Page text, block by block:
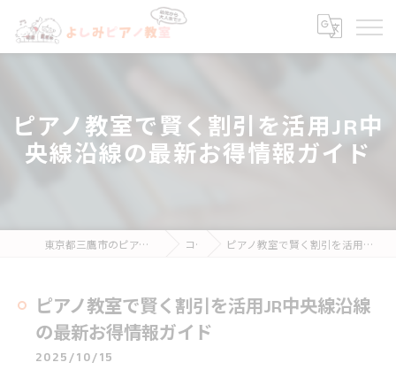
ピアノ教室で賢く割引を活用JR中
央線沿線の最新お得情報ガイド
東京都三鷹市のピアノ教室ならよしみピアノ教室 コラム ピアノ教室で賢く割引を活用JR中央線沿線の最新お得情報ガイド
ピアノ教室で賢く割引を活用JR中央線沿線
の最新お得情報ガイド
2025/10/15